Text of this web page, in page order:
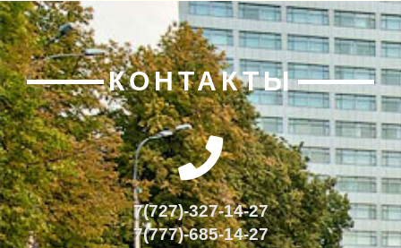
КОНТАКТЫ
7(727)-327-14-27
7(777)-685-14-27